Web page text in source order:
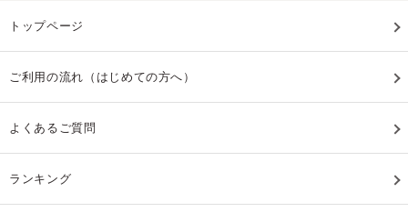
トップページ
ご利用の流れ（はじめての方へ）
よくあるご質問
ランキング